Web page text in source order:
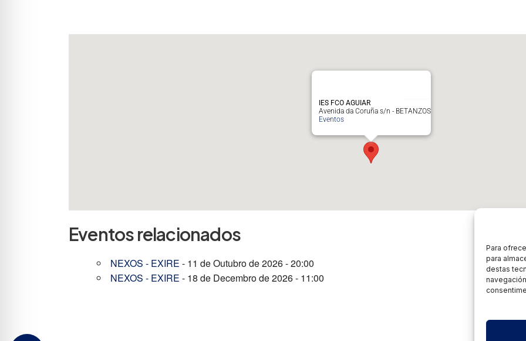
Para
para
destas
IES FCO AGUIAR
Avenida da Coruña s/n - BETANZOS
Eventos
Eventos relacionados
NEXOS - EXIRE - 11 de Outubro de 2026 - 20:00
NEXOS - EXIRE - 18 de Decembro de 2026 - 11:00